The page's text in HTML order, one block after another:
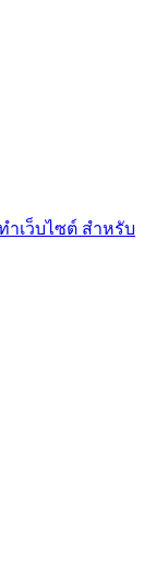
เว็บไซต์ สำหรับ